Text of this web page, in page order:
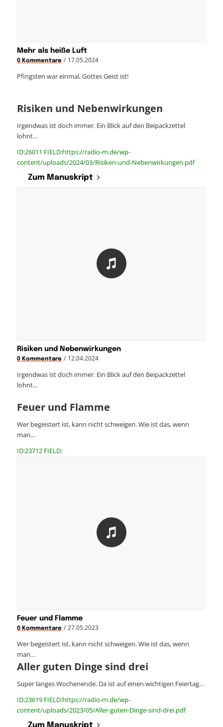
Mehr als heiße Luft
0 Kommentare / 17.05.2024
Pfingsten war einmal, Gottes Geist ist!
Risiken und Nebenwirkungen
Irgendwas ist doch immer. Ein Blick auf den Beipackzettel
lohnt…
ID:26011 FIELD:https://radio-m.de/wp-
content/uploads/2024/03/Risiken-und-Nebenwirkungen.pdf
Zum Manuskript
Risiken und Nebenwirkungen
0 Kommentare / 12.04.2024
Irgendwas ist doch immer. Ein Blick auf den Beipackzettel
lohnt…
Feuer und Flamme
Wer begeistert ist, kann nicht schweigen. Wie ist das, wenn
man…
ID:23712 FIELD:
Feuer und Flamme
0 Kommentare / 27.05.2023
Wer begeistert ist, kann nicht schweigen. Wie ist das, wenn
man…
Aller guten Dinge sind drei
Super langes Wochenende. Da ist auf einen wichtigen Feiertag…
ID:23619 FIELD:https://radio-m.de/wp-
content/uploads/2023/05/Aller-guten-Dinge-sind-drei.pdf
Zum Manuskript